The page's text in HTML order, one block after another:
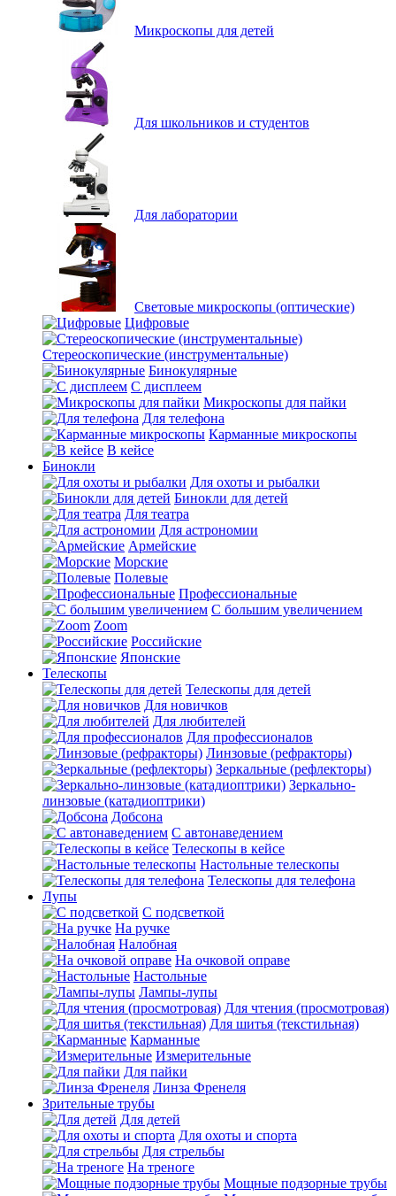
Микроскопы для детей
Для школьников и студентов
Для лаборатории
Световые микроскопы (оптические)
Цифровые
Стереоскопические (инструментальные)
Бинокулярные
С дисплеем
Микроскопы для пайки
Для телефона
Карманные микроскопы
В кейсе
Бинокли
Для охоты и рыбалки
Бинокли для детей
Для театра
Для астрономии
Армейские
Морские
Полевые
Профессиональные
С большим увеличением
Zoom
Российские
Японские
Телескопы
Телескопы для детей
Для новичков
Для любителей
Для профессионалов
Линзовые (рефракторы)
Зеркальные (рефлекторы)
Зеркально-
линзовые (катадиоптрики)
Добсона
С автонаведением
Телескопы в кейсе
Настольные телескопы
Телескопы для телефона
Лупы
С подсветкой
На ручке
Налобная
На очковой оправе
Настольные
Лампы-лупы
Для чтения (просмотровая)
Для шитья (текстильная)
Карманные
Измерительные
Для пайки
Линза Френеля
Зрительные трубы
Для детей
Для охоты и спорта
Для стрельбы
На треноге
Мощные подзорные трубы